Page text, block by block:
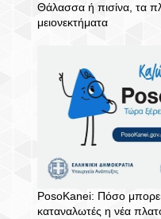
Θάλασσα ή πισίνα, τα
μειονεκτήματα
PosoKanei: Πόσο
καταναλωτές η νέα